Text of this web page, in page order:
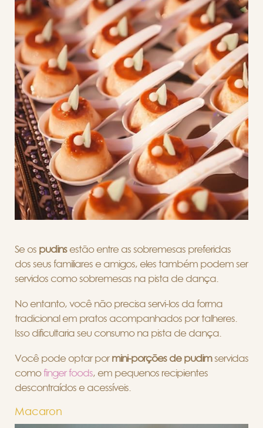
Se os pudinsestão entre as sobremesas preferidas
dos seus familiares e amigos, eles também podem ser
servidos como sobremesas na pista de dança.
No entanto, você não precisa servi-los da forma
tradicional em pratos acompanhados por talheres.
Isso dificultaria seu consumo na pista de dança.
Você pode optar pormini-porções de pudimservidas
comofinger foods, em pequenos recipientes
descontraídos e acessíveis.
Macaron